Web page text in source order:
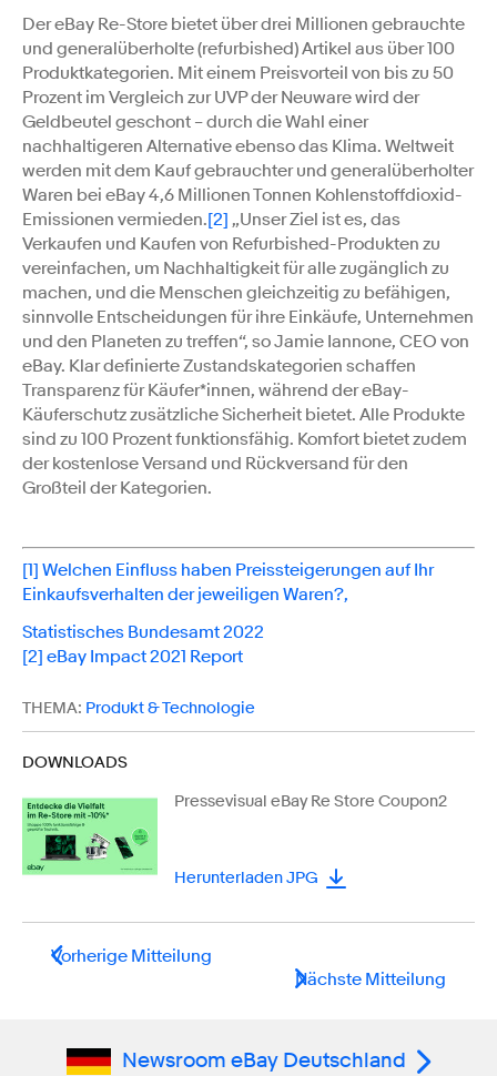
Der eBay Re-Store bietet über drei Millionen gebrauchte
und generalüberholte (refurbished) Artikel aus über 100
Produktkategorien. Mit einem Preisvorteil von bis zu 50
Prozent im Vergleich zur UVP der Neuware wird der
Geldbeutel geschont – durch die Wahl einer
nachhaltigeren Alternative ebenso das Klima. Weltweit
werden mit dem Kauf gebrauchter und generalüberholter
Waren bei eBay 4,6 Millionen Tonnen Kohlenstoffdioxid-
Emissionen vermieden.[2] „Unser Ziel ist es, das
Verkaufen und Kaufen von Refurbished-Produkten zu
vereinfachen, um Nachhaltigkeit für alle zugänglich zu
machen, und die Menschen gleichzeitig zu befähigen,
sinnvolle Entscheidungen für ihre Einkäufe, Unternehmen
und den Planeten zu treffen“, so Jamie Iannone, CEO von
eBay. Klar definierte Zustandskategorien schaffen
Transparenz für Käufer*innen, während der eBay-
Käuferschutz zusätzliche Sicherheit bietet. Alle Produkte
sind zu 100 Prozent funktionsfähig. Komfort bietet zudem
der kostenlose Versand und Rückversand für den
Großteil der Kategorien.
[1] Welchen Einfluss haben Preissteigerungen auf Ihr
Einkaufsverhalten der jeweiligen Waren?,
Statistisches Bundesamt 2022
[2] eBay Impact 2021 Report
THEMA: Produkt & Technologie
DOWNLOADS
Pressevisual eBay Re Store Coupon2
Herunterladen JPG
Vorherige Mitteilung
Nächste Mitteilung
Newsroom eBay Deutschland